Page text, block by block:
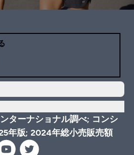
ターナショナル調べ; コンシ
年版; 2024年総小売販売額